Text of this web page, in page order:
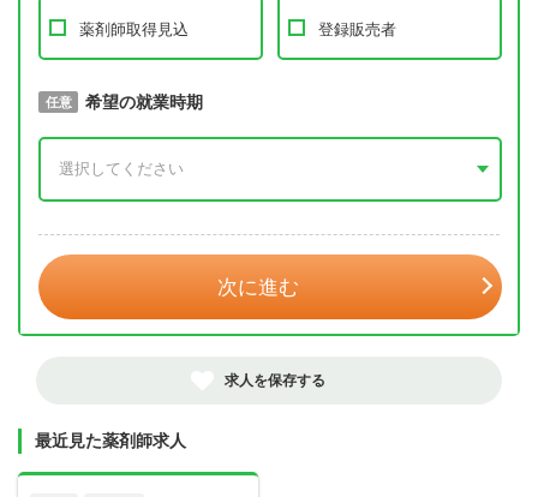
薬剤師取得見込 登録販売者
必須 取得予定年
任意 希望の就業時期
次に進む
求人を保存する
最近見た薬剤師求人